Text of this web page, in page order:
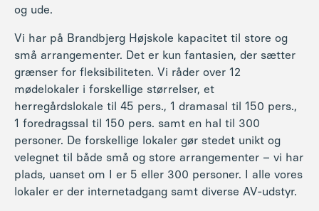
og ude.
Vi har på Brandbjerg Højskole kapacitet til store og
små arrangementer. Det er kun fantasien, der sætter
grænser for fleksibiliteten. Vi råder over 12
mødelokaler i forskellige størrelser, et
herregårdslokale til 45 pers., 1 dramasal til 150 pers.,
1 foredragssal til 150 pers. samt en hal til 300
personer. De forskellige lokaler gør stedet unikt og
velegnet til både små og store arrangementer – vi har
plads, uanset om I er 5 eller 300 personer. I alle vores
lokaler er der internetadgang samt diverse AV-udstyr.